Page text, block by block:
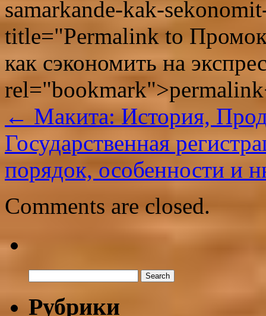
samarkande-kak-
title="Permalink to
как сэкономить на
← Макита: История,
Государственная
порядок, особенности и
Comments are closed.
Рубрики